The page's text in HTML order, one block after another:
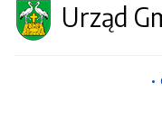
Urząd